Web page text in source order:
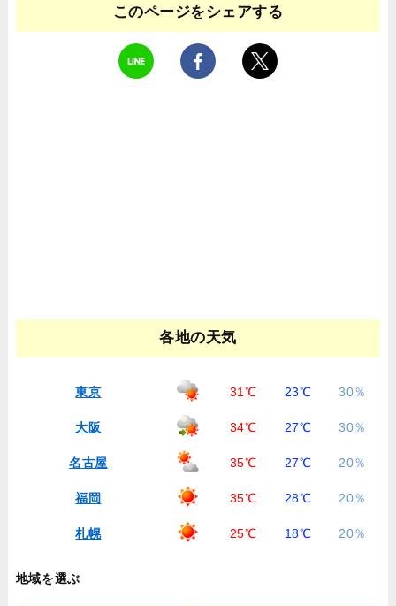
このページをシェアする
各地の天気
東京 31℃ 23℃ 30％
大阪 34℃ 27℃ 30％
名古屋 35℃ 27℃ 20％
福岡 35℃ 28℃ 20％
札幌 25℃ 18℃ 20％
地域を選ぶ